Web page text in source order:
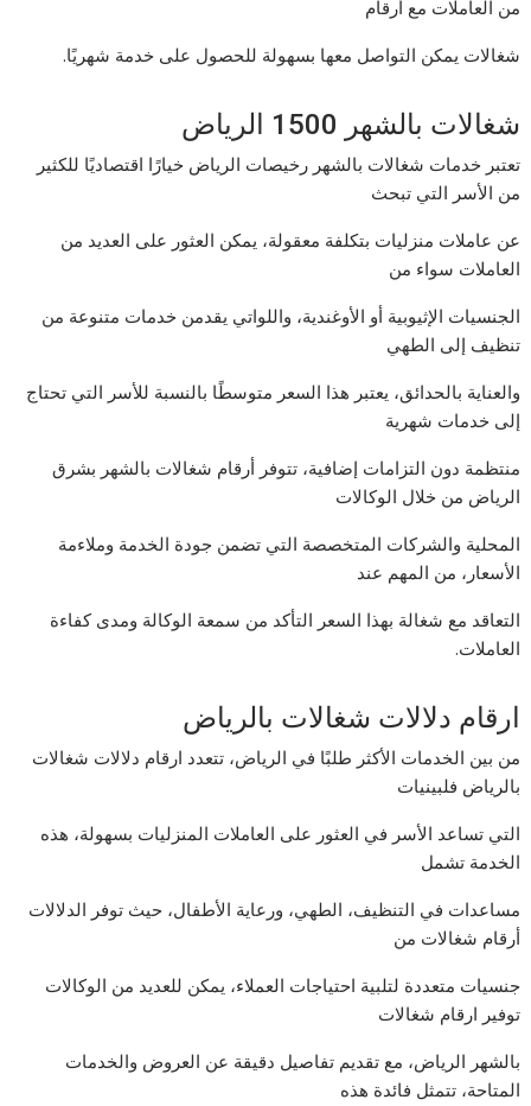
من العاملات مع أرقام
شغالات يمكن التواصل معها بسهولة للحصول على خدمة شهريًا.
شغالات بالشهر 1500 الرياض
تعتبر خدمات شغالات بالشهر رخيصات الرياض خيارًا اقتصاديًا للكثير
من الأسر التي تبحث
عن عاملات منزليات بتكلفة معقولة، يمكن العثور على العديد من
العاملات سواء من
الجنسيات الإثيوبية أو الأوغندية، واللواتي يقدمن خدمات متنوعة من
تنظيف إلى الطهي
والعناية بالحدائق، يعتبر هذا السعر متوسطًا بالنسبة للأسر التي تحتاج
إلى خدمات شهرية
منتظمة دون التزامات إضافية، تتوفر أرقام شغالات بالشهر بشرق
الرياض من خلال الوكالات
المحلية والشركات المتخصصة التي تضمن جودة الخدمة وملاءمة
الأسعار، من المهم عند
التعاقد مع شغالة بهذا السعر التأكد من سمعة الوكالة ومدى كفاءة
العاملات.
ارقام دلالات شغالات بالرياض
من بين الخدمات الأكثر طلبًا في الرياض، تتعدد ارقام دلالات شغالات
بالرياض فلبينيات
التي تساعد الأسر في العثور على العاملات المنزليات بسهولة، هذه
الخدمة تشمل
مساعدات في التنظيف، الطهي، ورعاية الأطفال، حيث توفر الدلالات
أرقام شغالات من
جنسيات متعددة لتلبية احتياجات العملاء، يمكن للعديد من الوكالات
توفير ارقام شغالات
بالشهر الرياض، مع تقديم تفاصيل دقيقة عن العروض والخدمات
المتاحة، تتمثل فائدة هذه